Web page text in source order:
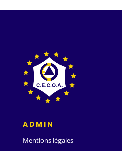
ADMIN
Mentions légales